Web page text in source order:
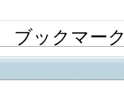
ブックマー